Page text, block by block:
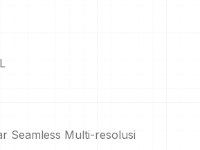
Seamless Multi-resolusi